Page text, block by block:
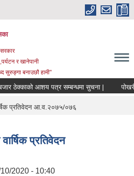
र खानेपानी
सुरुङ्गा बनाउछौ हामी"
ठेक्काको आशय पत्र सम्बन्धमा सुचना |
प्रतिवेदन आ.व.२०७५/०७६
प्रतिवेदन
2020 - 10:40